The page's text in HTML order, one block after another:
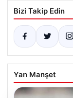
Bizi Takip Edin
Yan Manşet